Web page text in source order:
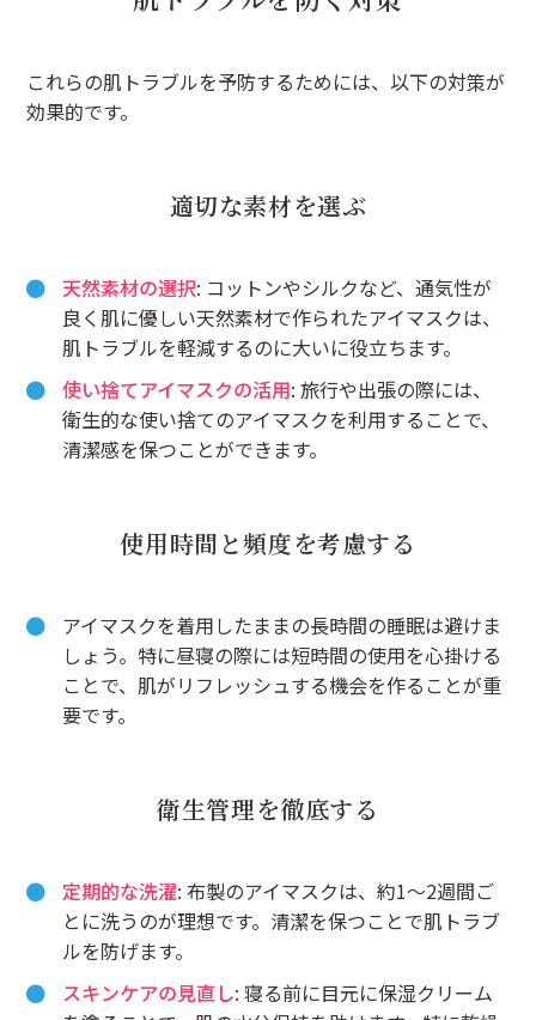
これらの肌トラブルを予防するためには、以下の対策が
効果的です。
適切な素材を選ぶ
天然素材の選択: コットンやシルクなど、通気性が
良く肌に優しい天然素材で作られたアイマスクは、
肌トラブルを軽減するのに大いに役立ちます。
使い捨てアイマスクの活用: 旅行や出張の際には、
衛生的な使い捨てのアイマスクを利用することで、
清潔感を保つことができます。
使用時間と頻度を考慮する
アイマスクを着用したままの長時間の睡眠は避けま
しょう。特に昼寝の際には短時間の使用を心掛ける
ことで、肌がリフレッシュする機会を作ることが重
要です。
衛生管理を徹底する
定期的な洗濯: 布製のアイマスクは、約1～2週間ご
とに洗うのが理想です。清潔を保つことで肌トラブ
ルを防げます。
スキンケアの見直し: 寝る前に目元に保湿クリーム